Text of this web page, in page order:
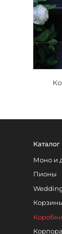
Каталог
Моно и
Пионы